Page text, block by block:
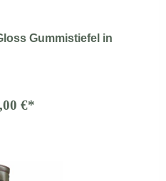
Gummistiefel in
€*